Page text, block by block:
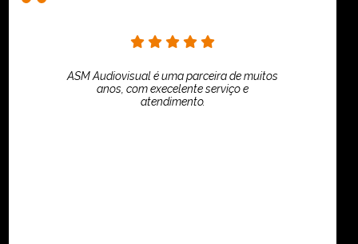
ASM Audiovisual é uma parceira de muitos
anos, com execelente serviço e
atendimento.